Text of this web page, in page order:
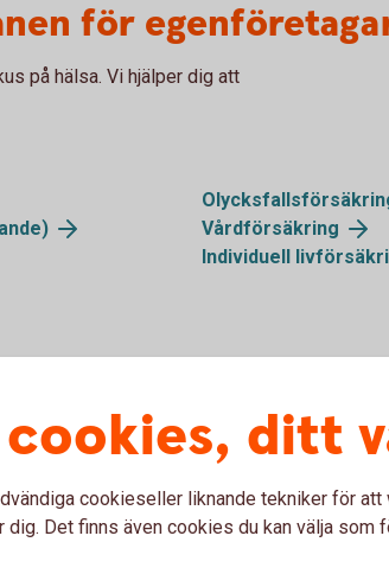
för
på hälsa. Vi hjälper dig att
Vårdförsäkring
Individuell
Rådgivning
Pensionsplan
Personlig
Enkel
cookies, ditt
cookieseller liknande tekniker för
dig. Det finns även cookies du kan välja som